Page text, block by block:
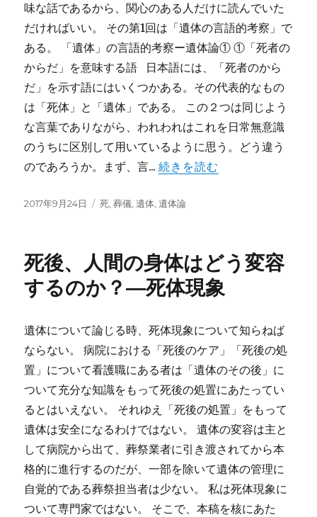
味な話であるから、関心のある人だけに読んでいた
だければいい。 その第1回は「遺体の言語的考察」で
ある。 「遺体」の言語的考察ー遺体論① ①「死者の
からだ」を意味する語 日本語には、「死者のから
だ」を示す語にはいくつかある。その代表的なもの
は「死体」と「遺体」である。 この２つは同じよう
な言葉でありながら、われわれはこれを日常無意識
のうちに区別して用いているように思う。どう違う
のであろうか。まず、言...続きを読む
投
2017年9月24日
カ
ー
死 ,葬儀 ,遺体 ,遺体論
死後、人間の身体はどう変容
するのか？―死体現象
遺体について論じる時、死体現象について知らねば
ならない。 病院における「死後のケア」「死後の処
置」について看護職にある者は「遺体のその後」に
ついて充分な知識をもって死後の処置にあたってい
るとはいえない。 それゆえ「死後の処置」をもって
遺体は安全になるわけではない。 遺体の変容は主と
して病院から出て、葬祭業者に引き渡されてから本
格的に進行するのだが、一部を除いて遺体の管理に
自覚的である葬祭担当者は少ない。 私は死体現象に
ついて専門家ではない。 そこで、本稿を核にあた